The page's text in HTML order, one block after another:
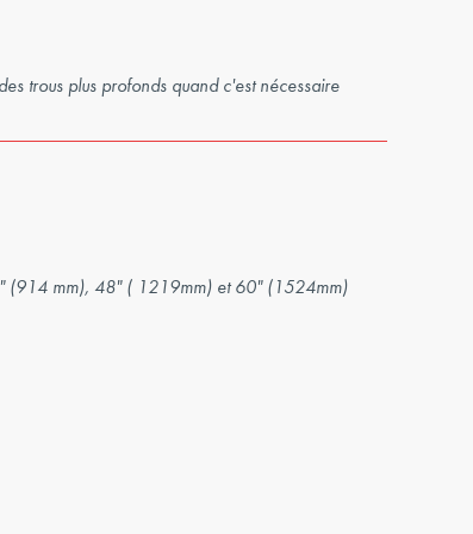
trous plus profonds quand c'est nécessaire
(914 mm), 48" ( 1219mm) et 60" (1524mm)